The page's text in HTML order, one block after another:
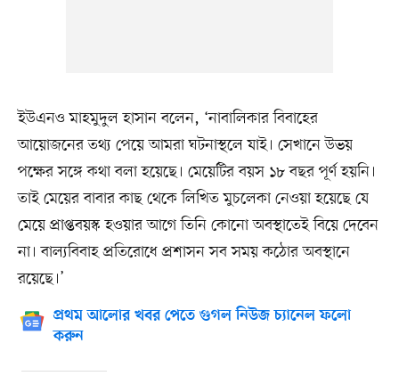
ইউএনও মাহমুদুল হাসান বলেন, ‘নাবালিকার বিবাহের
আয়োজনের তথ্য পেয়ে আমরা ঘটনাস্থলে যাই। সেখানে উভয়
পক্ষের সঙ্গে কথা বলা হয়েছে। মেয়েটির বয়স ১৮ বছর পূর্ণ হয়নি।
তাই মেয়ের বাবার কাছ থেকে লিখিত মুচলেকা নেওয়া হয়েছে যে
মেয়ে প্রাপ্তবয়স্ক হওয়ার আগে তিনি কোনো অবস্থাতেই বিয়ে দেবেন
না। বাল্যবিবাহ প্রতিরোধে প্রশাসন সব সময় কঠোর অবস্থানে
রয়েছে।’
প্রথম আলোর খবর পেতে গুগল নিউজ চ্যানেল ফলো
করুন